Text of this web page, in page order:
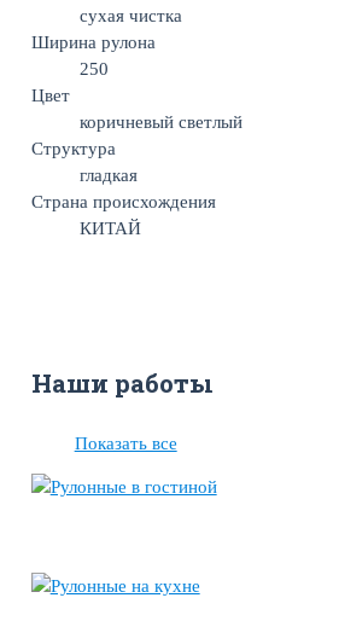
сухая чистка
Ширина рулона
250
Цвет
коричневый светлый
Структура
гладкая
Страна происхождения
КИТАЙ
Наши работы
Показать все